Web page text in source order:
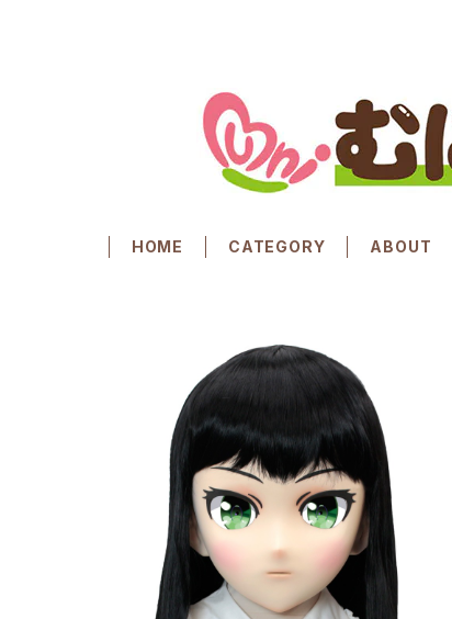
HOME CATEGORY ABOUT